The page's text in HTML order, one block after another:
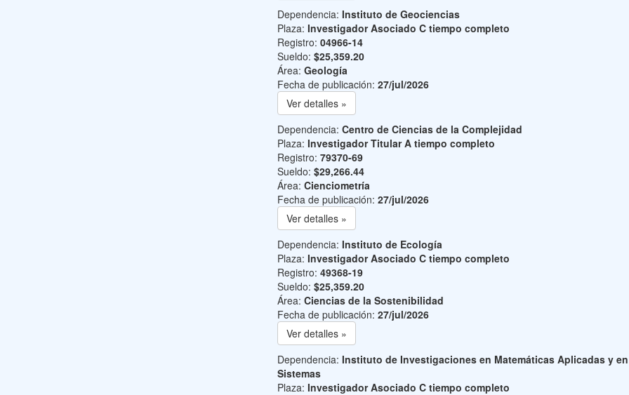
Dependencia: Instituto de Geociencias
Plaza: Investigador Asociado C tiempo completo
Registro: 04966-14
Sueldo: $25,359.20
Área: Geología
Fecha de publicación: 27/jul/2026
Ver detalles »
Dependencia: Centro de Ciencias de la Complejidad
Plaza: Investigador Titular A tiempo completo
Registro: 79370-69
Sueldo: $29,266.44
Área: Cienciometría
Fecha de publicación: 27/jul/2026
Ver detalles »
Dependencia: Instituto de Ecología
Plaza: Investigador Asociado C tiempo completo
Registro: 49368-19
Sueldo: $25,359.20
Área: Ciencias de la Sostenibilidad
Fecha de publicación: 27/jul/2026
Ver detalles »
Dependencia: Instituto de Investigaciones en Matemáticas Aplicadas y en
Sistemas
Plaza: Investigador Asociado C tiempo completo